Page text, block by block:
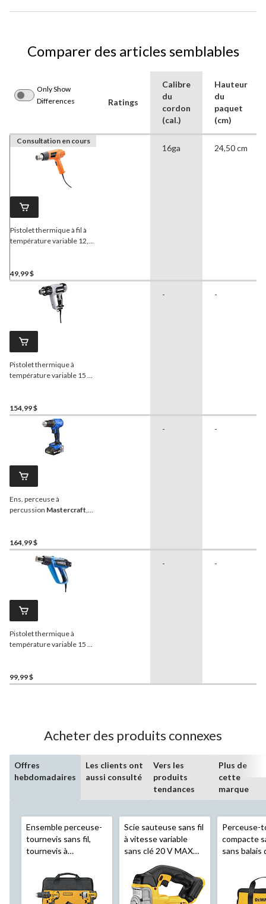
Comparer des articles semblables
Only Show
Differences
Ratings
Calibre
du
cordon
(cal.)
Hauteur
du
paquet
(cm)
Consultation en cours
Pistolet thermique à fil à
température variable 12,5
49,99 $
16ga 24,50 cm
Pistolet thermique à
température variable 15 A
buses, paq. 6
154,99 $
- -
Ens. perceuse à
percussion Mastercraft,
164,99 $
- -
Pistolet thermique à
température variable 15 A
99,99 $
- -
Acheter des produits connexes
Offres
hebdomadaires
Les clients ont
aussi consulté
Vers les
produits
tendances
Plus de
cette
marque
Ensemble perceuse-
tournevis sans fil,
tournevis à
oscillant polyvalent
20 V MAX
DEWALT
DCK379D2
Scie sauteuse sans fil
à vitesse variable
sans clé 20 V MAX
DCS331B
avec souffle-
poussière, outil
seulement
Perceuse-
compacte
sans balais